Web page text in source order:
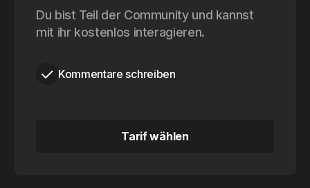
0 pro Jahr
Du bist Teil der Community und kannst
mit ihr kostenlos interagieren.
Kommentare schreiben
Tarif wählen